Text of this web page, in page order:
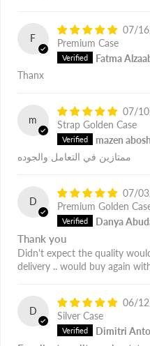
F
07/
Premium Case
Fatma
Thanx
m
07/
Strap Golden Case
mazen
ممتازين في التعامل والجوده
D
07/
Premium Golden
Danya
Thank you
Didn't expect the quality
delivery .. would buy again
D
06/
Silver Case
Dimitri